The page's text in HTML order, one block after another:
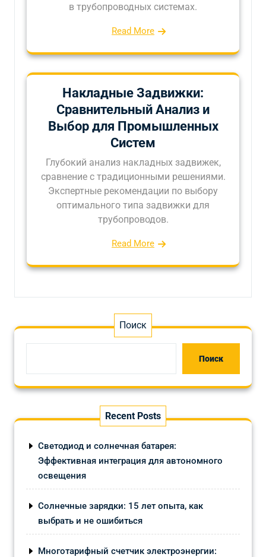
в трубопроводных системах.
Read More
Накладные Задвижки:
Сравнительный Анализ и
Выбор для Промышленных
Систем
Глубокий анализ накладных задвижек,
сравнение с традиционными решениями.
Экспертные рекомендации по выбору
оптимального типа задвижки для
трубопроводов.
Read More
Поиск
Поиск
Recent Posts
Светодиод и солнечная батарея:
Эффективная интеграция для автономного
освещения
Солнечные зарядки: 15 лет опыта, как
выбрать и не ошибиться
Многотарифный счетчик электроэнергии: